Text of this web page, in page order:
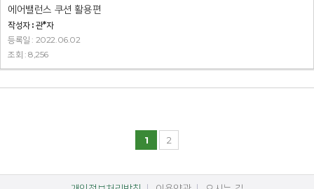
에어밸런스 쿠션 활용편
작성자 : 관*자
등록일 : 2022.06.02
조회 : 8,256
1 2